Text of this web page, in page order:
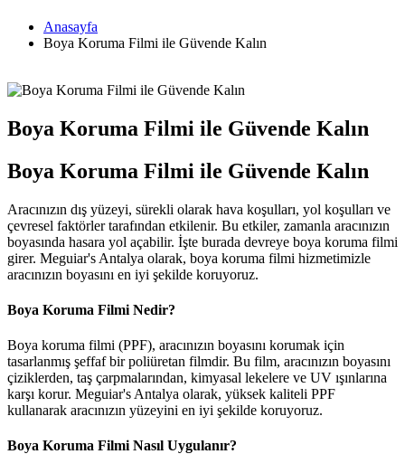
Anasayfa
Boya Koruma Filmi ile Güvende Kalın
Boya Koruma Filmi ile Güvende Kalın
Boya Koruma Filmi ile Güvende Kalın
Aracınızın dış yüzeyi, sürekli olarak hava koşulları, yol koşulları ve
çevresel faktörler tarafından etkilenir. Bu etkiler, zamanla aracınızın
boyasında hasara yol açabilir. İşte burada devreye boya koruma filmi
girer. Meguiar's Antalya olarak, boya koruma filmi hizmetimizle
aracınızın boyasını en iyi şekilde koruyoruz.
Boya Koruma Filmi Nedir?
Boya koruma filmi (PPF), aracınızın boyasını korumak için
tasarlanmış şeffaf bir poliüretan filmdir. Bu film, aracınızın boyasını
çiziklerden, taş çarpmalarından, kimyasal lekelere ve UV ışınlarına
karşı korur. Meguiar's Antalya olarak, yüksek kaliteli PPF
kullanarak aracınızın yüzeyini en iyi şekilde koruyoruz.
Boya Koruma Filmi Nasıl Uygulanır?